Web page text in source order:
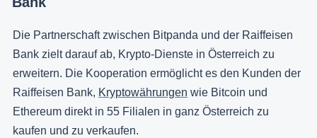
Die Partnerschaft zwischen Bitpanda und der Raiffeisen
Bank zielt darauf ab, Krypto-Dienste in Österreich zu
erweitern. Die Kooperation ermöglicht es den Kunden der
Raiffeisen Bank, Kryptowährungen wie Bitcoin und
Ethereum direkt in 55 Filialen in ganz Österreich zu
kaufen und zu verkaufen.